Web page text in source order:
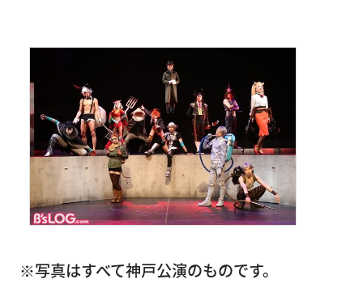
※写真はすべて神戸公演のものです。